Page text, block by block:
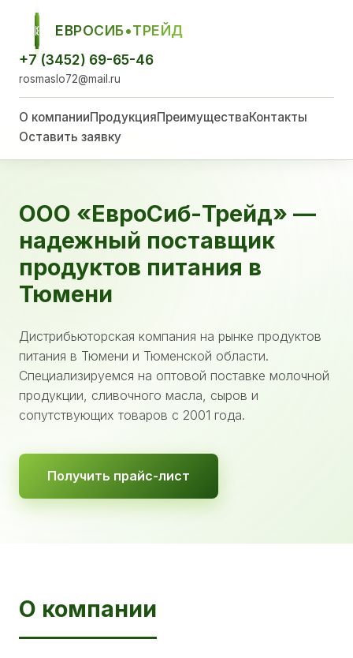
ЕСТ
ЕВРОСИБ•ТРЕЙД
+7 (3452) 69-65-46
rosmaslo72@mail.ru
О компанииПродукцияПреимуществаКонтакты
Оставить заявку
ООО «ЕвроСиб-Трейд» —
надежный поставщик
продуктов питания в
Тюмени
Дистрибьюторская компания на рынке продуктов
питания в Тюмени и Тюменской области.
Специализируемся на оптовой поставке молочной
продукции, сливочного масла, сыров и
сопутствующих товаров с 2001 года.
Получить прайс-лист
О компании